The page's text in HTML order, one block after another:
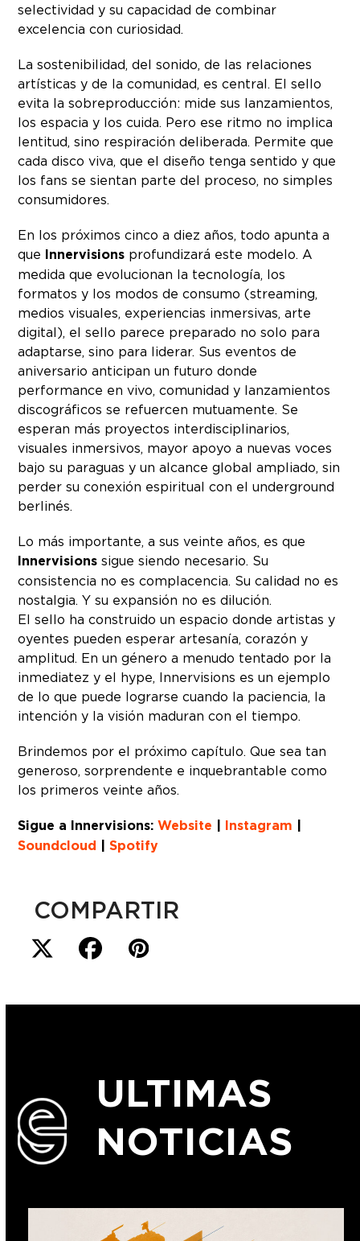
selectividad y su capacidad de combinar
excelencia con curiosidad.
La sostenibilidad, del sonido, de las relaciones
artísticas y de la comunidad, es central. El sello
evita la sobreproducción: mide sus lanzamientos,
los espacia y los cuida. Pero ese ritmo no implica
lentitud, sino respiración deliberada. Permite que
cada disco viva, que el diseño tenga sentido y que
los fans se sientan parte del proceso, no simples
consumidores.
En los próximos cinco a diez años, todo apunta a
que Innervisions profundizará este modelo. A
medida que evolucionan la tecnología, los
formatos y los modos de consumo (streaming,
medios visuales, experiencias inmersivas, arte
digital), el sello parece preparado no solo para
adaptarse, sino para liderar. Sus eventos de
aniversario anticipan un futuro donde
performance en vivo, comunidad y lanzamientos
discográficos se refuercen mutuamente. Se
esperan más proyectos interdisciplinarios,
visuales inmersivos, mayor apoyo a nuevas voces
bajo su paraguas y un alcance global ampliado, sin
perder su conexión espiritual con el underground
berlinés.
Lo más importante, a sus veinte años, es que
Innervisions sigue siendo necesario. Su
consistencia no es complacencia. Su calidad no es
nostalgia. Y su expansión no es dilución.
El sello ha construido un espacio donde artistas y
oyentes pueden esperar artesanía, corazón y
amplitud. En un género a menudo tentado por la
inmediatez y el hype, Innervisions es un ejemplo
de lo que puede lograrse cuando la paciencia, la
intención y la visión maduran con el tiempo.
Brindemos por el próximo capítulo. Que sea tan
generoso, sorprendente e inquebrantable como
los primeros veinte años.
Sigue a Innervisions:Website Instagram
Soundcloud |Spotify
COMPARTIR
ULTIMAS
NOTICIAS